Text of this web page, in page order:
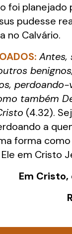
foi planejado
pudesse
no Calvário.
Antes,
perdoando-
também
(4.32).
a
forma
em Cristo
Em